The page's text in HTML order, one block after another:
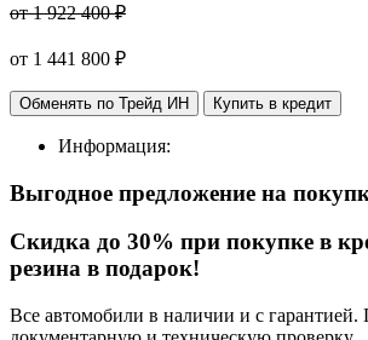
от 1 922 400 ₽
от 1 441 800 ₽
Обменять по Трейд ИН Купить в кредит
Информация:
Выгодное предложение на
Cкидка до 30% при покупке в
резина в подарок!
Все автомобили в наличии и с